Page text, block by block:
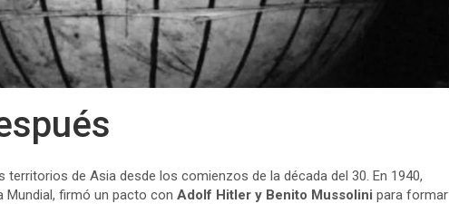
de Asia desde los comienzos de la década del 30. En 1940,
Mundial, firmó un pacto con Adolf Hitler y Benito Mussolini para formar